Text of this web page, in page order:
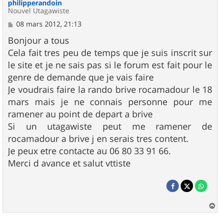
philipperandoin
Nouvel Utagawiste
M
s
s
a
g
e
08 mars 2012, 21:13
Bonjour a tous
Cela fait tres peu de temps que je suis inscrit sur
le site et je ne sais pas si le forum est fait pour le
genre de demande que je vais faire
Je voudrais faire la rando brive rocamadour le 18
mars mais je ne connais personne pour me
ramener au point de depart a brive
Si un utagawiste peut me ramener de
rocamadour a brive j en serais tres content.
Je peux etre contacte au 06 80 33 91 66.
Merci d avance et salut vttiste
a